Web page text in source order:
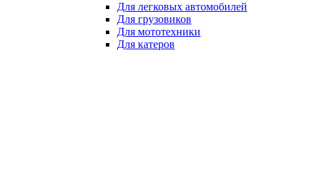
Для легковых автомобилей
Для грузовиков
Для мототехники
Для катеров